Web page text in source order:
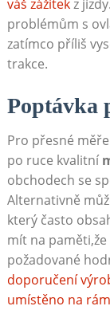
váš zážitekz
problémům s
zatímco příliš
trakce.
Poptávka
Pro přesné
po ruce kvalitní
obchodech se
Alternativně
který často
mít na
požadované
doporučení
umístěno na